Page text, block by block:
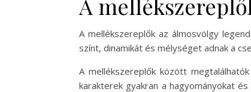
A mellékszereplők az álmosvölgy
színt, dinamikát és mélységet adnak a
A mellékszereplők között
karakterek gyakran a hagyományokat